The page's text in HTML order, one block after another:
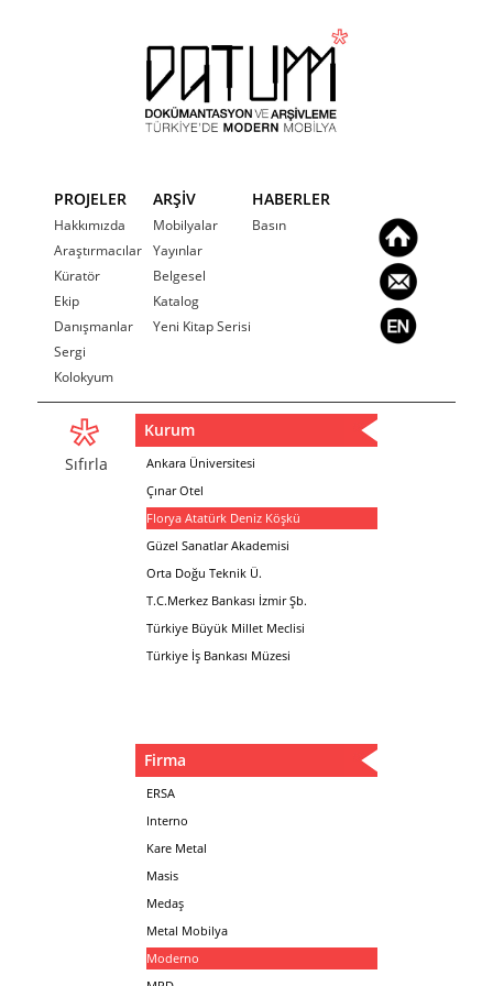
PROJELER
Hakkımızda
Araştırmacılar
Küratör
Ekip
Danışmanlar
Sergi
Kolokyum
ARŞİV
Mobilyalar
Yayınlar
Belgesel
Katalog
Yeni Kitap Serisi
HABERLER
Basın
Sıfırla
Kurum
Ankara Üniversitesi
Çınar Otel
Florya Atatürk Deniz Köşkü
Güzel Sanatlar Akademisi
Orta Doğu Teknik Ü.
T.C.Merkez Bankası İzmir Şb.
Türkiye Büyük Millet Meclisi
Türkiye İş Bankası Müzesi
Firma
ERSA
Interno
Kare Metal
Masis
Medaş
Metal Mobilya
Moderno